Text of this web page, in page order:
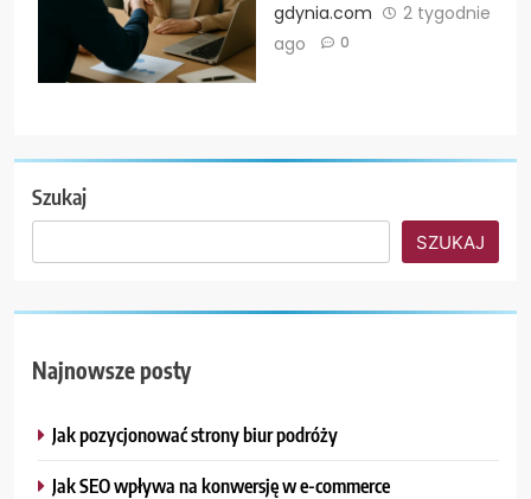
gdynia.com
2 tygodnie
ago
0
Szukaj
SZUKAJ
Najnowsze posty
Jak pozycjonować strony biur podróży
Jak SEO wpływa na konwersję w e-commerce